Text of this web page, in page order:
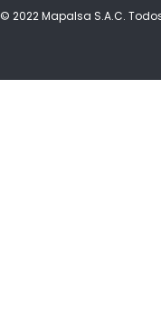
© 2022 Mapalsa S.A.C.